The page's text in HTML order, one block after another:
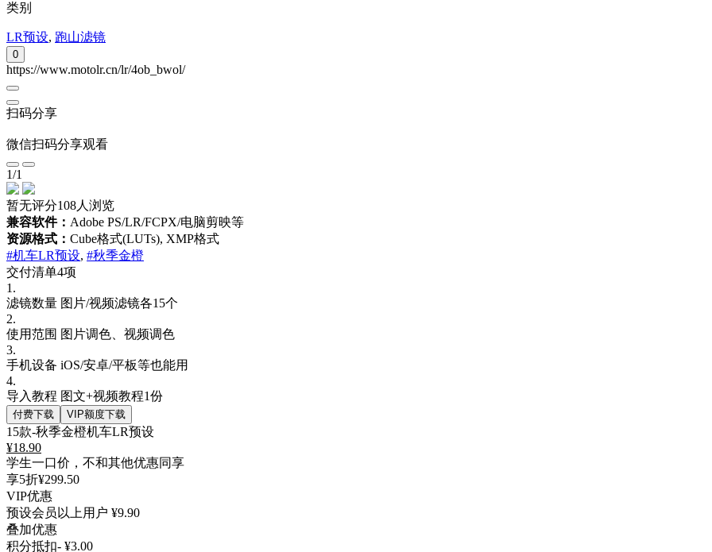
类别
LR预设, 跑山滤镜
0
https://www.motolr.cn/lr/4ob_bwol/
扫码分享
微信扫码分享观看
1/1
暂无评分108人浏览
兼容软件： Adobe PS/LR/FCPX/电脑剪映等
资源格式： Cube格式(LUTs), XMP格式
#机车LR预设, #秋季金橙
交付清单4项
1.
滤镜数量 图片/视频滤镜各15个
2.
使用范围 图片调色、视频调色
3.
手机设备 iOS/安卓/平板等也能用
4.
导入教程 图文+视频教程1份
付费下载 VIP额度下载
15款-秋季金橙机车LR预设
¥18.90
学生一口价，不和其他优惠同享
享5折¥299.50
VIP优惠
预设会员以上用户 ¥9.90
叠加优惠
积分抵扣- ¥3.00